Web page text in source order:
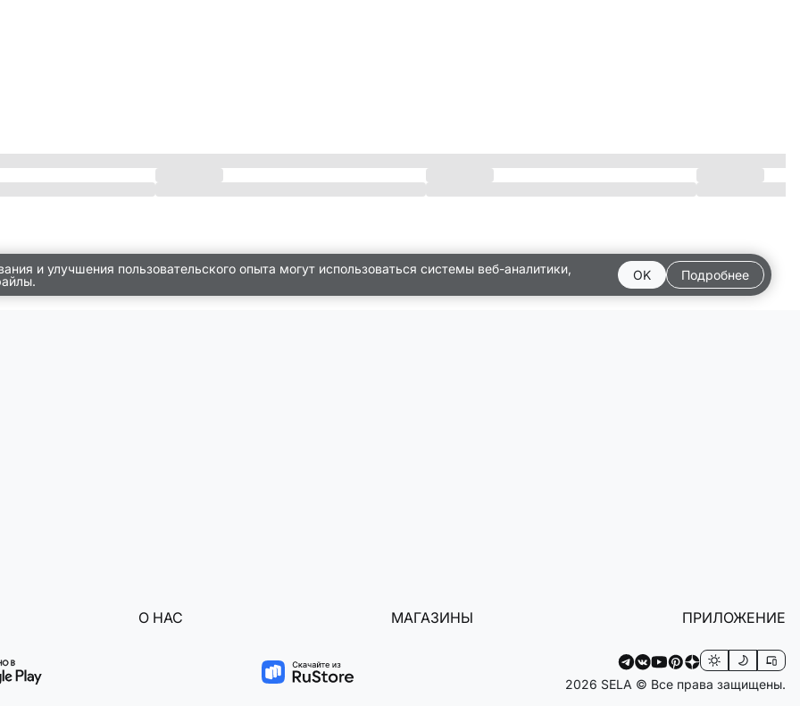
и улучшения пользовательского опыта могут использоваться системы веб-аналитики,
OK Подробнее
О НАС МАГАЗИНЫ ПРИЛОЖЕНИЕ
2026 SELA © Все права защищены.